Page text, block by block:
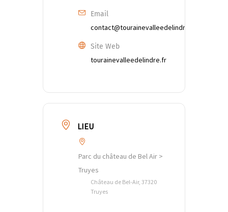
Email
contact@tourainevalleedelindre.fr
Site Web
tourainevalleedelindre.fr
LIEU
Parc du château de Bel Air >
Truyes
Château de Bel-Air, 37320
Truyes